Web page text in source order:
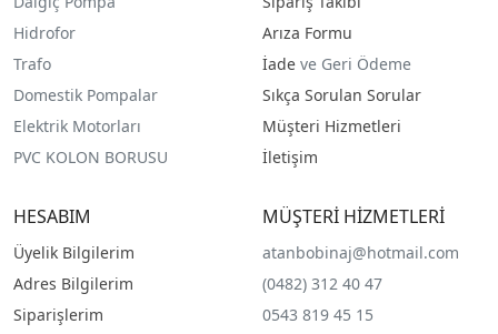
Hidrofor
Trafo
Domestik Pompalar
Elektrik Motorları
PVC KOLON BORUSU
Arıza Formu
İade ve Geri Ödeme
Sıkça Sorulan Sorular
Müşteri Hizmetleri
İletişim
HESABIM
Üyelik Bilgilerim
Adres Bilgilerim
Siparişlerim
MÜŞTERİ HİZMETLERİ
atanbobinaj@hotmail.com
(0482) 312 40 47
0543 819 45 15